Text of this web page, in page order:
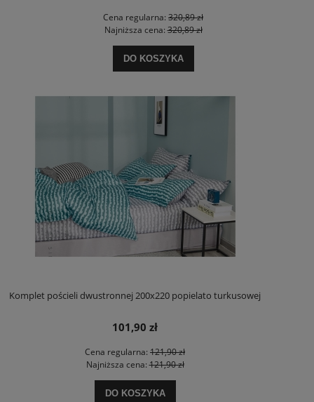
Cena regularna: 320,89 zł
Najniższa cena:320,89 zł
DO KOSZYKA
Komplet pościeli dwustronnej 200x220 popielato turkusowej
101,90 zł
Cena regularna: 121,90 zł
Najniższa cena:121,90 zł
DO KOSZYKA